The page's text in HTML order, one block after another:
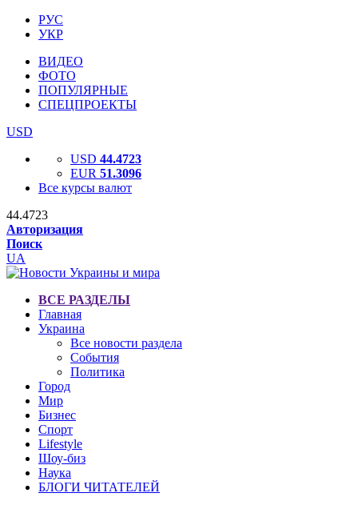
РУС
УКР
ВИДЕО
ФОТО
ПОПУЛЯРНЫЕ
СПЕЦПРОЕКТЫ
USD
USD 44.4723
EUR 51.3096
Все курсы валют
44.4723
Авторизация
Поиск
UA
ВСЕ РАЗДЕЛЫ
Главная
Украина
Все новости раздела
События
Политика
Город
Мир
Бизнес
Спорт
Lifestyle
Шоу-биз
Наука
БЛОГИ ЧИТАТЕЛЕЙ